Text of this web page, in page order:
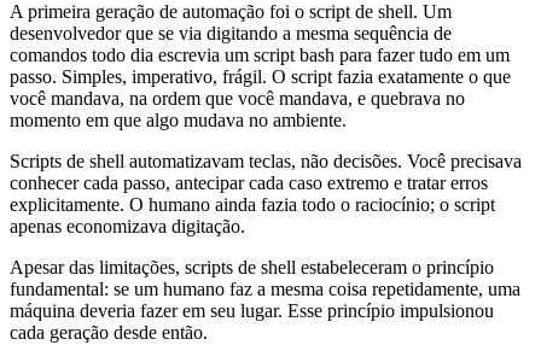
A primeira geração de automação foi o script de shell. Um
desenvolvedor que se via digitando a mesma sequência de
comandos todo dia escrevia um script bash para fazer tudo em um
passo. Simples, imperativo, frágil. O script fazia exatamente o que
você mandava, na ordem que você mandava, e quebrava no
momento em que algo mudava no ambiente.
Scripts de shell automatizavam teclas, não decisões. Você precisava
conhecer cada passo, antecipar cada caso extremo e tratar erros
explicitamente. O humano ainda fazia todo o raciocínio; o script
apenas economizava digitação.
Apesar das limitações, scripts de shell estabeleceram o princípio
fundamental: se um humano faz a mesma coisa repetidamente, uma
máquina deveria fazer em seu lugar. Esse princípio impulsionou
cada geração desde então.